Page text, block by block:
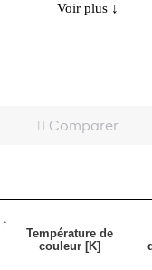
allant jusqu'à
du couvercle, des
clips en acier inoxydable
Voir plus ↓
Comparer
Température de
couleur [K]